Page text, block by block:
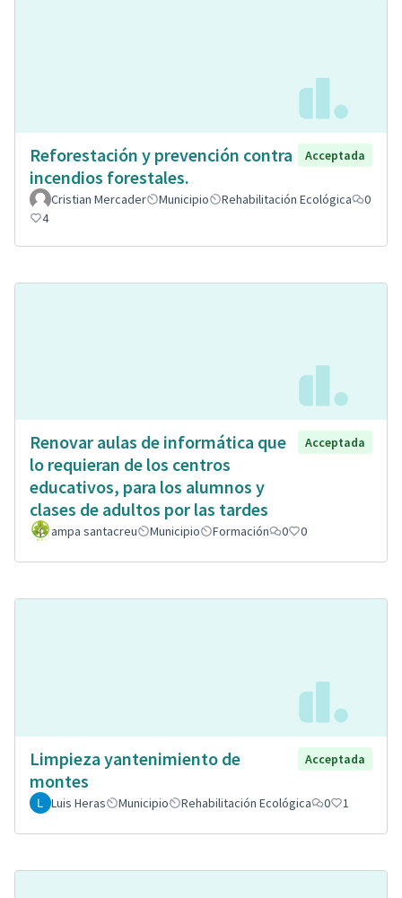
Reforestación y prevención contra
incendios forestales.
Acceptada
Cristian Mercader Municipio Rehabilitación Ecológica
0
4
Renovar aulas de informática que
lo requieran de los centros
educativos, para los alumnos y
clases de adultos por las tardes
Acceptada
ampa santacreu Municipio Formación 0 0
Limpieza yantenimiento de
montes
Acceptada
Luis Heras Municipio Rehabilitación Ecológica 0 1